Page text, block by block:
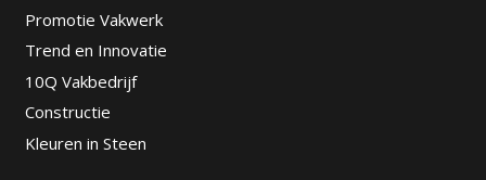
Promotie Vakwerk
Trend en Innovatie
10Q Vakbedrijf
Constructie
Kleuren in Steen